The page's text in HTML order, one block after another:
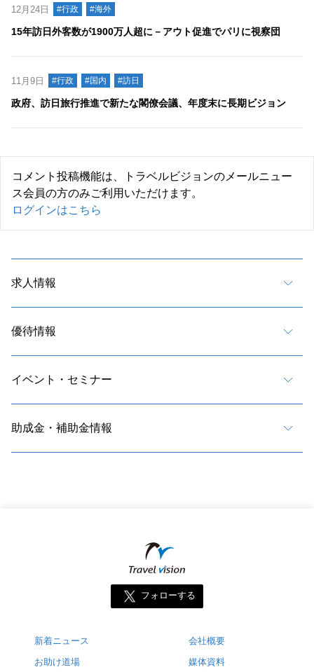
12月24日 #行政 #海外
15年訪日外客数が1900万人超に－アウト促進でパリに視察団
11月9日 #行政 #国内 #訪日
政府、訪日旅行推進で新たな閣僚会議、年度末に長期ビジョン
コメント投稿機能は、トラベルビジョンのメールニュー
ス会員の方のみご利用いただけます。
ログインはこちら
求人情報
優待情報
イベント・セミナー
助成金・補助金情報
フォローする
新着ニュース
お助け道場
会社概要
媒体資料